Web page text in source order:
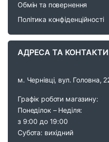
Обмін та повернення
Політика конфіденційності
АДРЕСА ТА КОНТАКТИ
м. Чернівці, вул. Головна,
Графік роботи магазину:
Понеділок – Неділя:
з 9:00 до 19:00
Субота: вихідний